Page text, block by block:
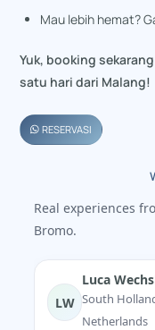
Mau lebih hemat?
Yuk, booking
satu hari dari Malang!
RESERVASI
Real experiences
Bromo.
LW
Luca
South
Netherlands